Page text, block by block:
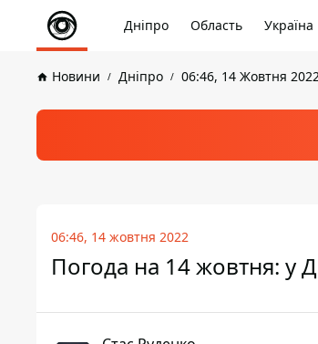
Дніпро Область Україна
Новини Дніпро 06:46, 14 Жовтня
06:46, 14 жовтня 2022
Погода на 14 жовтня: у